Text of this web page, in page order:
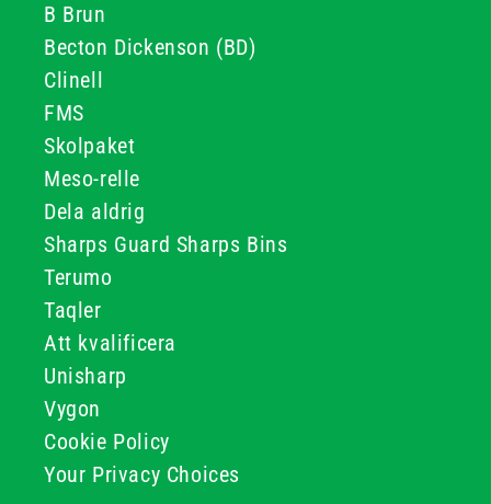
B Brun
Becton Dickenson (BD)
Clinell
FMS
Skolpaket
Meso-relle
Dela aldrig
Sharps Guard Sharps Bins
Terumo
Taqler
Att kvalificera
Unisharp
Vygon
Cookie Policy
Your Privacy Choices